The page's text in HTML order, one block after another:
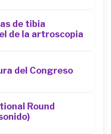
de tibia
de la artroscopia
del Congreso
Round